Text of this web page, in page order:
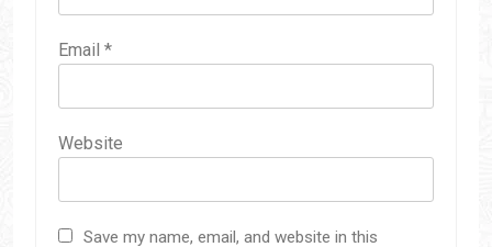
Email *
Website
Save my name, email, and website in this